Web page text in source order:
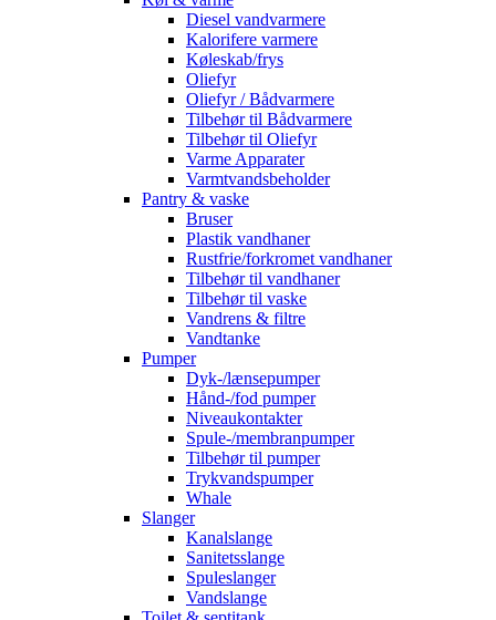
Diesel vandvarmere
Kalorifere varmere
Køleskab/frys
Oliefyr
Oliefyr / Bådvarmere
Tilbehør til Bådvarmere
Tilbehør til Oliefyr
Varme Apparater
Varmtvandsbeholder
Pantry & vaske
Bruser
Plastik vandhaner
Rustfrie/forkromet vandhaner
Tilbehør til vandhaner
Tilbehør til vaske
Vandrens & filtre
Vandtanke
Pumper
Dyk-/lænsepumper
Hånd-/fod pumper
Niveaukontakter
Spule-/membranpumper
Tilbehør til pumper
Trykvandspumper
Whale
Slanger
Kanalslange
Sanitetsslange
Spuleslanger
Vandslange